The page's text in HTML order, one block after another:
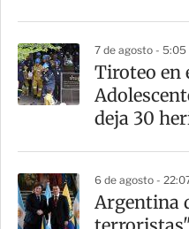
7 de agosto - 5:05
Tiroteo en
deja 30
6 de agosto -
Argentina